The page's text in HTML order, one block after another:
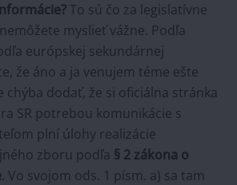
To sú čo za legislatívne
myslieť vážne. Podľa
európskej sekundárnej
že áno a ja venujem téme ešte
chýba dodať, že si oficiálna stránka
SR potrebou komunikácie s
plní úlohy realizácie
zboru podľa § 2 zákona o
. Vo svojom ods. 1 písm. a) sa tam